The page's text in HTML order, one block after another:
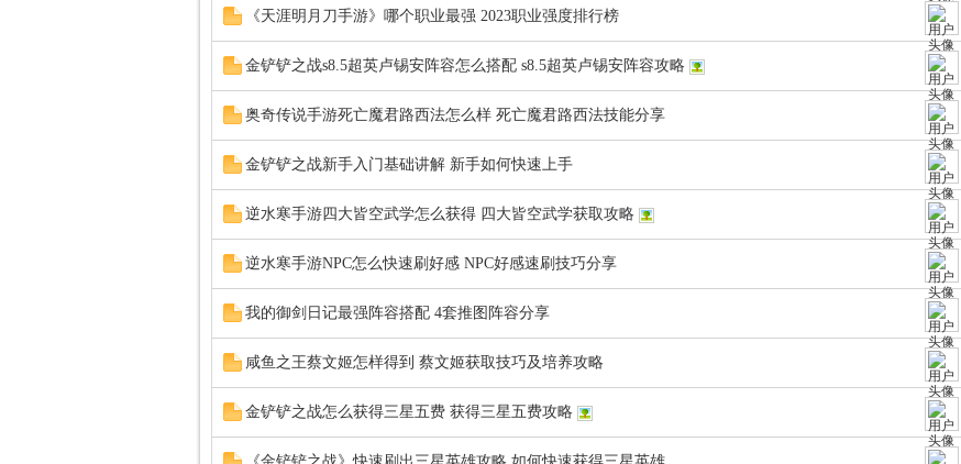
《天涯明月刀手游》哪个职业最强 2023职业强度排行榜
金铲铲之战s8.5超英卢锡安阵容怎么搭配 s8.5超英卢锡安阵容攻略
奥奇传说手游死亡魔君路西法怎么样 死亡魔君路西法技能分享
金铲铲之战新手入门基础讲解 新手如何快速上手
逆水寒手游四大皆空武学怎么获得 四大皆空武学获取攻略
逆水寒手游NPC怎么快速刷好感 NPC好感速刷技巧分享
我的御剑日记最强阵容搭配 4套推图阵容分享
咸鱼之王蔡文姬怎样得到 蔡文姬获取技巧及培养攻略
金铲铲之战怎么获得三星五费 获得三星五费攻略